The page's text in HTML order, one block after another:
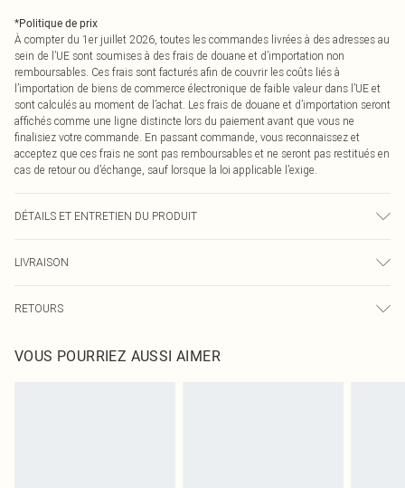
*Politique de prix
À compter du 1er juillet 2026, toutes les commandes livrées à des adresses au
sein de l’UE sont soumises à des frais de douane et d’importation non
remboursables. Ces frais sont facturés afin de couvrir les coûts liés à
l’importation de biens de commerce électronique de faible valeur dans l’UE et
sont calculés au moment de l’achat. Les frais de douane et d’importation seront
affichés comme une ligne distincte lors du paiement avant que vous ne
finalisiez votre commande. En passant commande, vous reconnaissez et
acceptez que ces frais ne sont pas remboursables et ne seront pas restitués en
cas de retour ou d’échange, sauf lorsque la loi applicable l’exige.
DÉTAILS ET ENTRETIEN DU PRODUIT
couleur peut déteindre.
LIVRAISON
Livraison express France
Jusqu'à 2-3 jours ouvrables
RETOURS
pour nous retourner un article.
VOUS POURRIEZ AUSSI AIMER